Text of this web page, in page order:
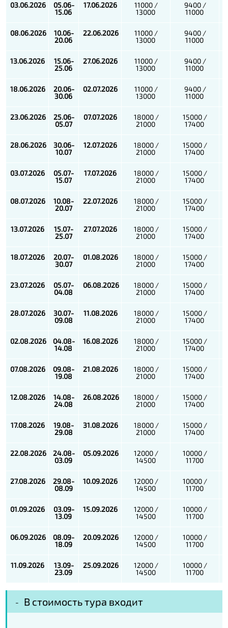
03.06.2026
05.06-
15.06
17.06.2026
11000 /
13000
9400 /
11000
08.06.2026
10.06-
20.06
22.06.2026
11000 /
13000
9400 /
11000
13.06.2026
15.06-
25.06
27.06.2026
11000 /
13000
9400 /
11000
18.06.2026 20.06-
30.06
02.07.2026
11000 /
13000
9400 /
11000
23.06.2026
25.06-
05.07
07.07.2026
18000 /
21000
15000 /
17400
28.06.2026
30.06-
10.07
12.07.2026
18000 /
21000
15000 /
17400
03.07.2026
05.07-
15.07
17.07.2026
18000 /
21000
15000 /
17400
08.07.2026
10.08-
20.07
22.07.2026
18000 /
21000
15000 /
17400
13.07.2026
15.07-
25.07
27.07.2026
18000 /
21000
15000 /
17400
18.07.2026
20.07-
30.07
01.08.2026
18000 /
21000
15000 /
17400
23.07.2026
05.07-
04.08
06.08.2026
18000 /
21000
15000 /
17400
28.07.2026
30.07-
09.08
11.08.2026
18000 /
21000
15000 /
17400
02.08.2026
04.08-
14.08
16.08.2026
18000 /
21000
15000 /
17400
07.08.2026
09.08-
19.08
21.08.2026
18000 /
21000
15000 /
17400
12.08.2026
14.08-
24.08
26.08.2026
18000 /
21000
15000 /
17400
17.08.2026
19.08-
29.08
31.08.2026
18000 /
21000
15000 /
17400
22.08.2026
24.08-
03.09
05.09.2026
12000 /
14500
10000 /
11700
27.08.2026
29.08-
08.09
10.09.2026
12000 /
14500
10000 /
11700
01.09.2026
03.09-
13.09
15.09.2026
12000 /
14500
10000 /
11700
06.09.2026
08.09-
18.09
20.09.2026
12000 /
14500
10000 /
11700
11.09.2026
13.09-
23.09
25.09.2026
12000 /
14500
10000 /
11700
В стоимость тура входит